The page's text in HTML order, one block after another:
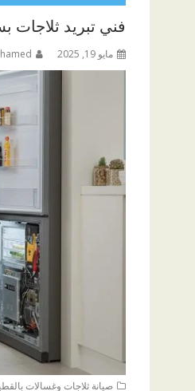
فني تبريد ثلاجات بسيهات
مايو 19, 2025
صيانة ثلاجات وغسالات